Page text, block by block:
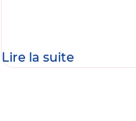
Lire la suite